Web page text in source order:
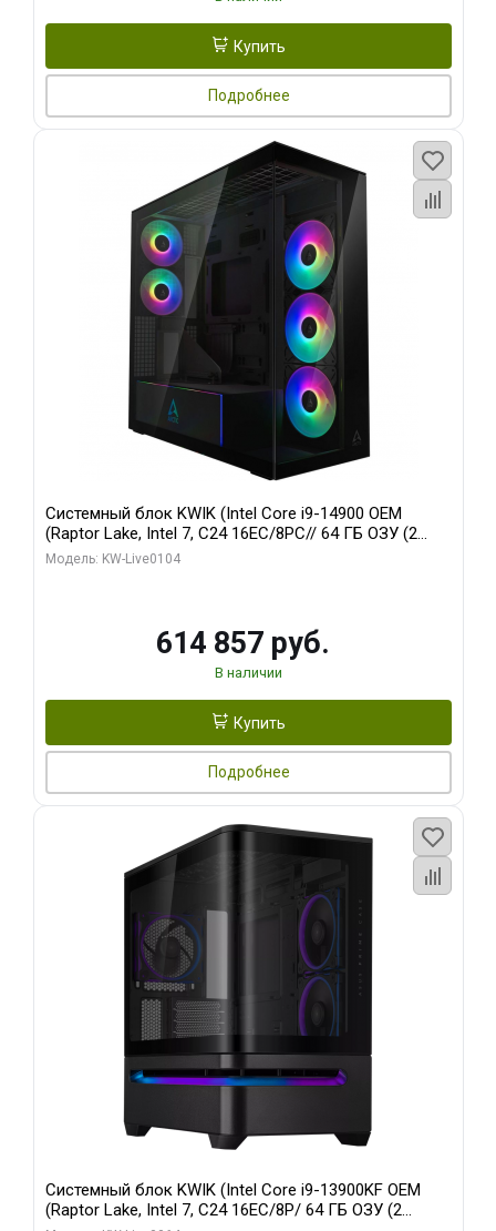
Купить
Подробнее
Системный блок KWIK (Intel Core i9-14900 OEM
(Raptor Lake, Intel 7, C24 16EC/8PC// 64 ГБ ОЗУ (2
модуля)/ Afox RTX4090 24GB GDDR6X 384-Bit 3xDP
Модель: KW-Live0104
614 857 руб.
В наличии
Купить
Подробнее
Системный блок KWIK (Intel Core i9-13900KF OEM
(Raptor Lake, Intel 7, C24 16EC/8P/ 64 ГБ ОЗУ (2